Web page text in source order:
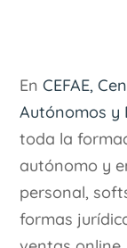
En CEFAE,
Autónomos y
toda la
autónomo y
personal,
formas